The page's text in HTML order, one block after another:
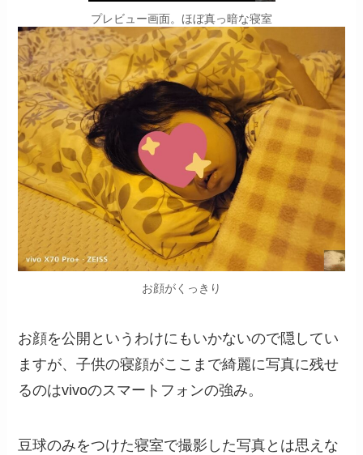
プレビュー画面。ほぼ真っ暗な寝室
お顔がくっきり
お顔を公開というわけにもいかないので隠してい
ますが、子供の寝顔がここまで綺麗に写真に残せ
るのはvivoのスマートフォンの強み。
豆球のみをつけた寝室で撮影した写真とは思えな